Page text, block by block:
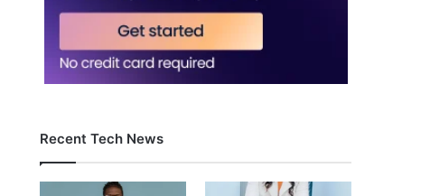
Recent Tech News